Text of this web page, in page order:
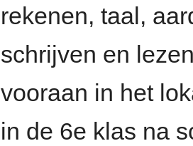
rekenen, taal,
schrijven en
vooraan in het
in de 6e klas na